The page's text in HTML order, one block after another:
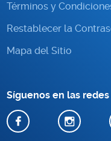
Términos y
Restablecer la
Mapa del Sitio
Síguenos en las